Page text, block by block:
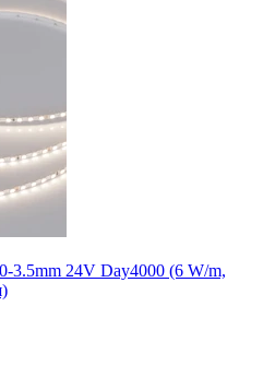
3.5mm 24V Day4000 (6 W/m,